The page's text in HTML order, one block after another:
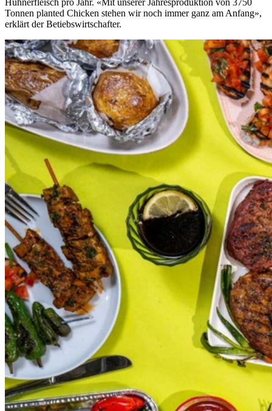
Hühnerfleisch pro Jahr. «Mit unserer Jahresproduktion von 3750
Tonnen planted Chicken stehen wir noch immer ganz am Anfang»,
erklärt der Betiebswirtschafter.